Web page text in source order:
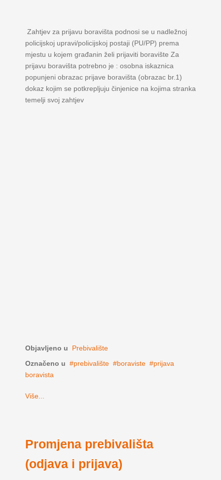
Zahtjev za prijavu boravišta podnosi se u nadležnoj
policijskoj upravi/policijskoj postaji (PU/PP) prema
mjestu u kojem građanin želi prijaviti boravište Za
prijavu boravišta potrebno je : osobna iskaznica
popunjeni obrazac prijave boravišta (obrazac br.1)
dokaz kojim se potkrepljuju činjenice na kojima stranka
temelji svoj zahtjev
Objavljeno u
Prebivalište
Označeno u
prebivalište boraviste
prijava
boravista
Više...
Promjena prebivališta
(odjava i prijava)